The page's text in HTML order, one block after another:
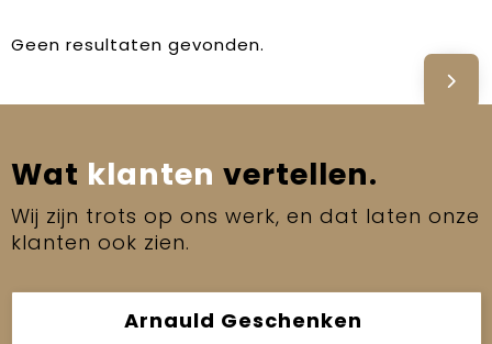
Geen resultaten gevonden.
Wat klanten vertellen.
Wij zijn trots op ons werk, en dat laten onze
klanten ook zien.
Arnauld Geschenken